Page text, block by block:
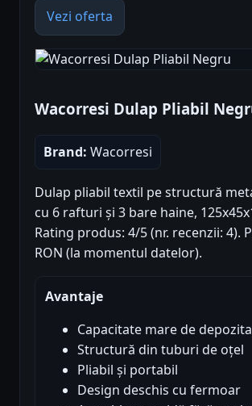
Vezi oferta
Wacorresi Dulap Pliabil
Brand: Wacorresi
Dulap pliabil textil pe structură
cu 6 rafturi și 3 bare haine,
Rating produs: 4/5 (nr. recenzii: 4).
RON (la momentul datelor).
Avantaje
Capacitate mare de
Structură din tuburi de oțel
Pliabil și portabil
Design deschis cu fermoar